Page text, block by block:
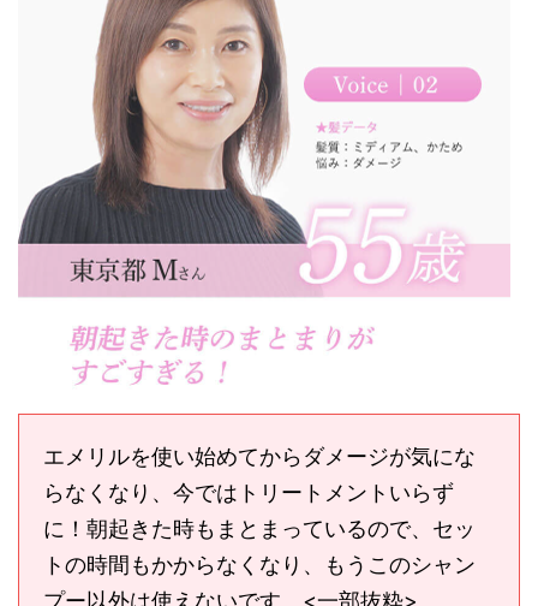
エメリルを使い始めてからダメージが気にな
らなくなり、今ではトリートメントいらず
に！朝起きた時もまとまっているので、セッ
トの時間もかからなくなり、もうこのシャン
プー以外は使えないです。<一部抜粋>